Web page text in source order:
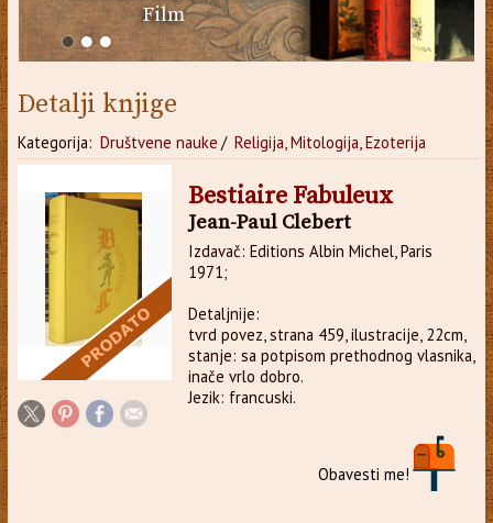
Film
Detalji knjige
Kategorija: Društvene nauke / Religija, Mitologija, Ezoterija
Bestiaire Fabuleux
Jean-Paul Clebert
Izdavač: Editions Albin Michel, Paris
1971;
Detaljnije:
tvrd povez, strana 459, ilustracije, 22cm,
stanje: sa potpisom prethodnog vlasnika,
inače vrlo dobro.
Jezik: francuski.
Obavesti me!